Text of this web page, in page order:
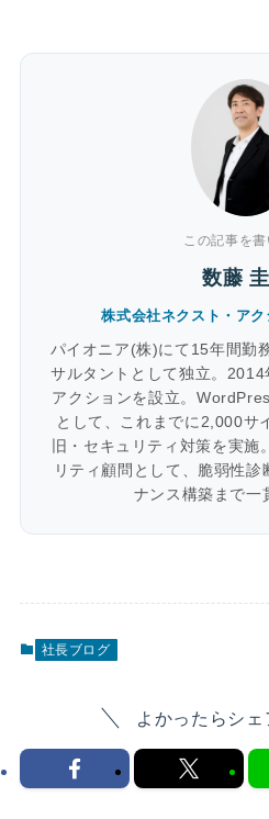
この記事を書
数藤
株式会社ネクスト・ア
パイオニア(株)にて15年間勤
サルタントとして独立。2014
アクションを設立。
として、これまでに2,000サ
旧・セキュリティ対策を実施
リティ顧問として、脆弱性
ナンス構築まで一
社長ブログ
よかったらシェ